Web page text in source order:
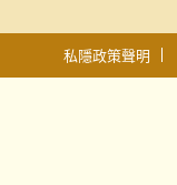
私隱政策聲明